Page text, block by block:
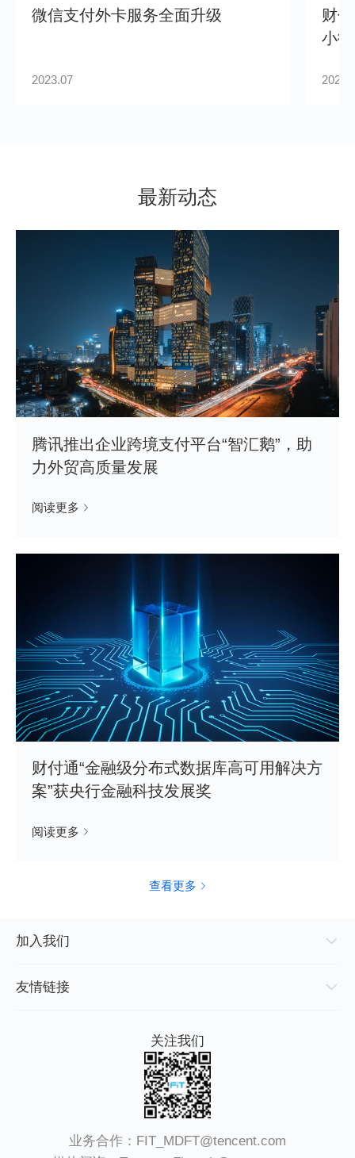
微信支付外卡服务全面升级
2023.07
财
小
最新动态
腾讯推出企业跨境支付平台“智汇鹅”，助
力外贸高质量发展
阅读更多
财付通“金融级分布式数据库高可用解决方
案”获央行金融科技发展奖
阅读更多
查看更多
加入我们
友情链接
关注我们
业务合作： FIT_MDFT@tencent.com